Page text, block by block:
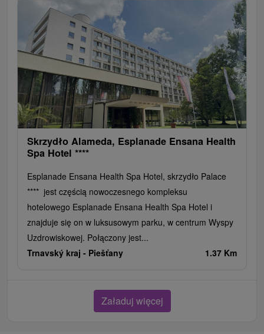
Skrzydło Alameda, Esplanade Ensana Health
Spa Hotel ****
Esplanade Ensana Health Spa Hotel, skrzydło Palace
**** jest częścią nowoczesnego kompleksu
hotelowego Esplanade Ensana Health Spa Hotel i
znajduje się on w luksusowym parku, w centrum Wyspy
Uzdrowiskowej. Połączony jest...
Trnavský kraj - Piešťany 1.37 Km
Załaduj więcej